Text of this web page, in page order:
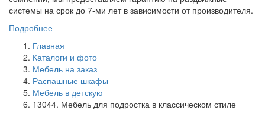
системы на срок до 7-ми лет в зависимости от производителя.
Подробнее
Главная
Каталоги и фото
Мебель на заказ
Распашные шкафы
Мебель в детскую
13044. Мебель для подростка в классическом стиле